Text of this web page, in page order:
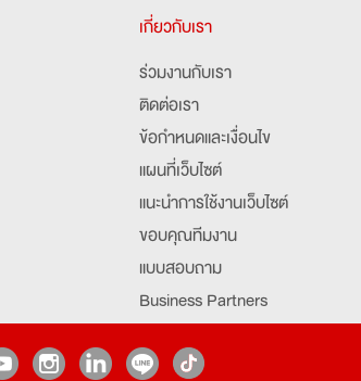
เกี่ยวกับเรา
ร่วมงานกับเรา
ติดต่อเรา
ข้อกำหนดและเงื่อนไข
แผนที่เว็บไซต์
แนะนำการใช้งานเว็บไซต์
ขอบคุณทีมงาน
แบบสอบถาม
Business Partners
Partner มหาวิทยาลัย
Job Index